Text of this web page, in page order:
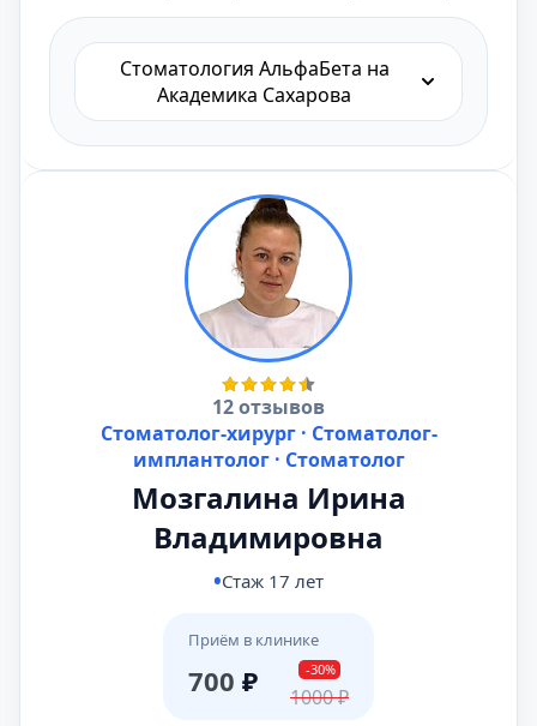
Стоматология АльфаБета на
Академика Сахарова
12 отзывов
Стоматолог-хирург · Стоматолог-
имплантолог · Стоматолог
Мозгалина Ирина
Владимировна
Стаж 17 лет
Приём в клинике
700 ₽ -30%
1000₽